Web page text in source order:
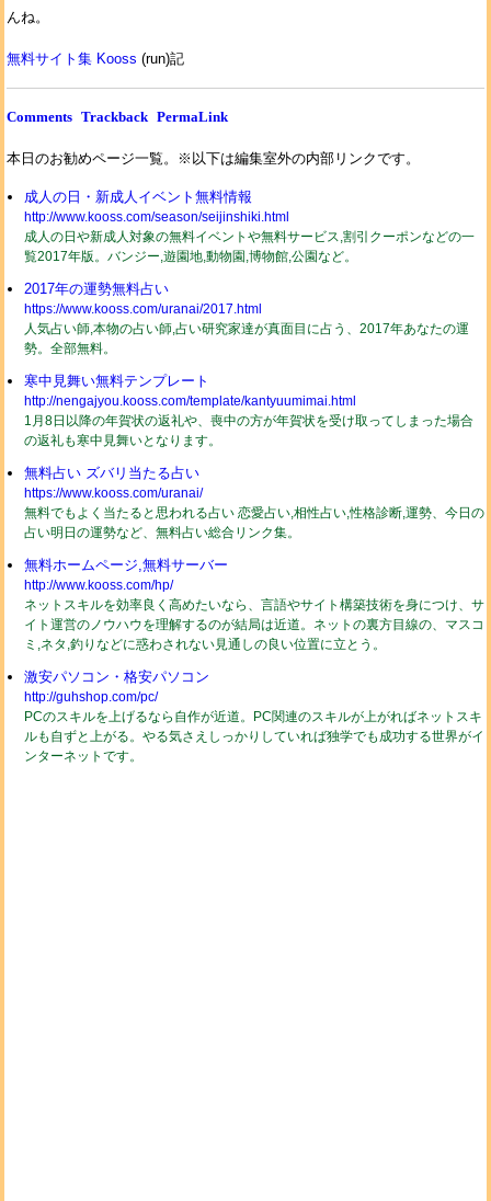
んね。
無料サイト集 Kooss (run)記
Comments Trackback PermaLink
本日のお勧めページ一覧。※以下は編集室外の内部リンクです。
成人の日・新成人イベント無料情報
http://www.kooss.com/season/seijinshiki.html
成人の日や新成人対象の無料イベントや無料サービス,割引クーポンなどの一
覧2017年版。バンジー,遊園地,動物園,博物館,公園など。
2017年の運勢無料占い
https://www.kooss.com/uranai/2017.html
人気占い師,本物の占い師,占い研究家達が真面目に占う、2017年あなたの運
勢。全部無料。
寒中見舞い無料テンプレート
http://nengajyou.kooss.com/template/kantyuumimai.html
1月8日以降の年賀状の返礼や、喪中の方が年賀状を受け取ってしまった場合
の返礼も寒中見舞いとなります。
無料占い ズバリ当たる占い
https://www.kooss.com/uranai/
無料でもよく当たると思われる占い 恋愛占い,相性占い,性格診断,運勢、今日の
占い明日の運勢など、無料占い総合リンク集。
無料ホームページ,無料サーバー
http://www.kooss.com/hp/
ネットスキルを効率良く高めたいなら、言語やサイト構築技術を身につけ、サ
イト運営のノウハウを理解するのが結局は近道。ネットの裏方目線の、マスコ
ミ,ネタ,釣りなどに惑わされない見通しの良い位置に立とう。
激安パソコン・格安パソコン
http://guhshop.com/pc/
PCのスキルを上げるなら自作が近道。PC関連のスキルが上がればネットスキ
ルも自ずと上がる。やる気さえしっかりしていれば独学でも成功する世界がイ
ンターネットです。